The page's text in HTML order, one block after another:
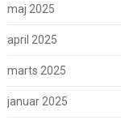
maj 2025
april 2025
marts 2025
januar 2025